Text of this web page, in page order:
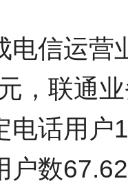
电信运营
，联通
电话用户
户数